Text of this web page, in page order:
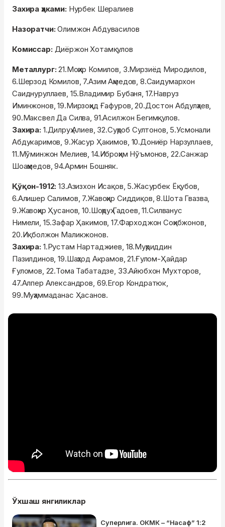
Захира ҳаками:Нурбек Шералиев
Назоратчи:Олимжон Абдувасилов
Комиссар:Диёржон Хотамқулов
Металлург:21.Моҳир Комилов, 3.Мирзиёд Миродилов,
6.Шерзод Комилов, 7.Азим Аҳмедов, 8.Саидумархон
Саиднуруллаев, 15.Владимир Бубаня, 17.Навруз
Иминжонов, 19.Мирзоҳид Ғафуров, 20.Достон Абдулҳаев,
90.Максвел Да Силва, 91.Асилжон Бегимқулов.
Захира:1.Дилруҳ Алиев, 32.Суҳроб Султонов, 5.Усмонали
Абдукаримов, 9.Жасур Ҳакимов, 10.Дониёр Нарзуллаев,
11.Мўминжон Мелиев, 14.Иброҳим Нўъмонов, 22.Санжар
Шоаҳмедов, 94.Армин Бошняк.
Қўқон-1912: 13.Азизхон Исақов, 5.Жасурбек Ёқубов,
6.Алишер Салимов, 7.Жавоҳир Сиддиқов, 8.Шота Гвазва,
9.Жавоҳир Ҳусанов, 10.Шоҳруҳ Гадоев, 11.Силванус
Нимели, 15.Зафар Ҳакимов, 17.Фарходжон Соҳибжонов,
20.Иқболжон Маликжонов.
Захира:1.Рустам Нартаджиев, 18.Муҳриддин
Пазилдинов, 19.Шаҳзод Акрамов, 21.Ғулом-Ҳайдар
Ғуломов, 22.Тома Табатадзе, 33.Айюбхон Мухторов,
47.Алпер Александров, 69.Егор Кондратюк,
99.Муҳаммаданас Ҳасанов.
Ўхшаш янгиликлар
Суперлига. ОКМК – “Насаф” 1:2